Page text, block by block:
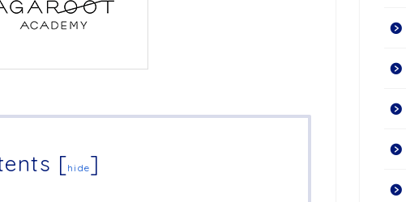
[hide]